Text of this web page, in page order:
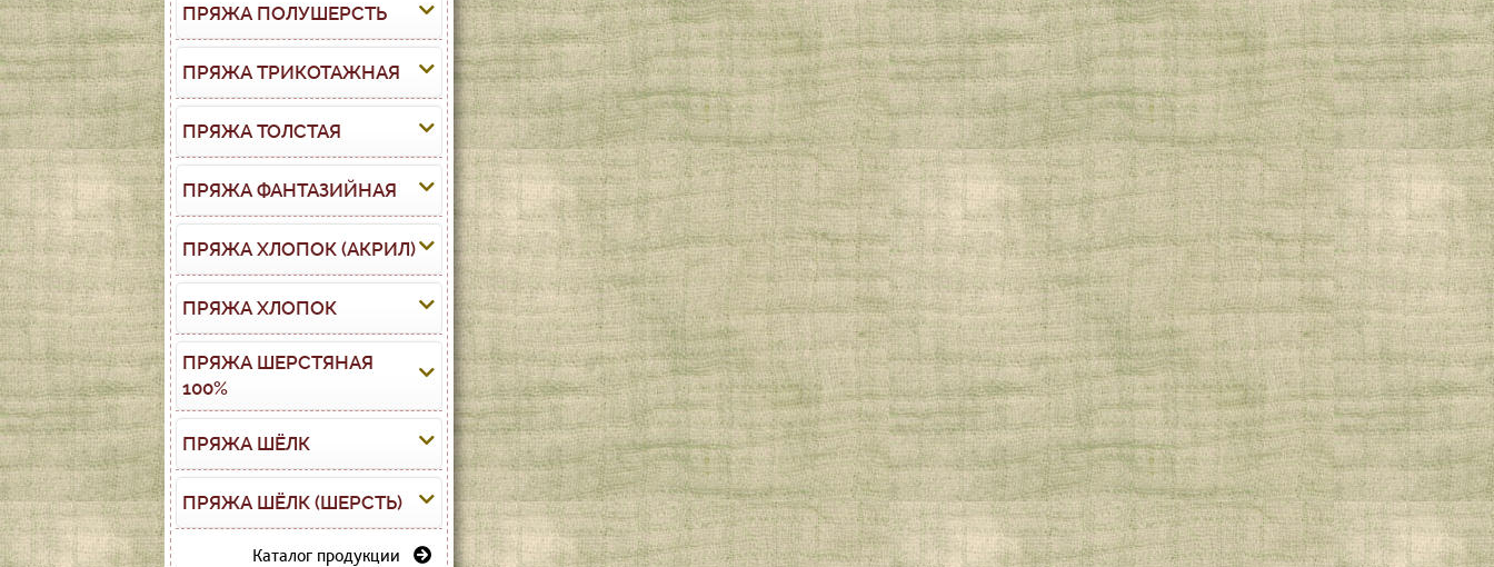
ПРЯЖА ПОЛУШЕРСТЬ
ПРЯЖА ТРИКОТАЖНАЯ
ПРЯЖА ТОЛСТАЯ
ПРЯЖА ФАНТАЗИЙНАЯ
ПРЯЖА ХЛОПОК (АКРИЛ)
ПРЯЖА ХЛОПОК
ПРЯЖА ШЕРСТЯНАЯ
100%
ПРЯЖА ШЁЛК
ПРЯЖА ШЁЛК (ШЕРСТЬ)
Каталог продукции